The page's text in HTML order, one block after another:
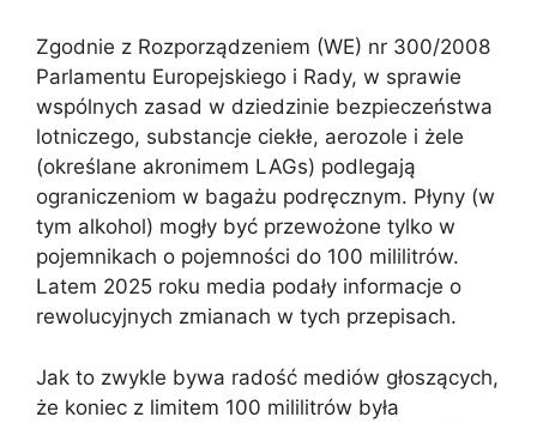
Zgodnie z Rozporządzeniem (WE) nr 300/2008
Parlamentu Europejskiego i Rady, w sprawie
wspólnych zasad w dziedzinie bezpieczeństwa
lotniczego, substancje ciekłe, aerozole i żele
(określane akronimem LAGs) podlegają
ograniczeniom w bagażu podręcznym. Płyny (w
tym alkohol) mogły być przewożone tylko w
pojemnikach o pojemności do 100 mililitrów.
Latem 2025 roku media podały informacje o
rewolucyjnych zmianach w tych przepisach.
Jak to zwykle bywa radość mediów głoszących,
że koniec z limitem 100 mililitrów była